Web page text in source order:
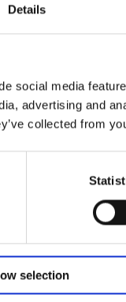
Details
social media
advertising and
collected from
selection